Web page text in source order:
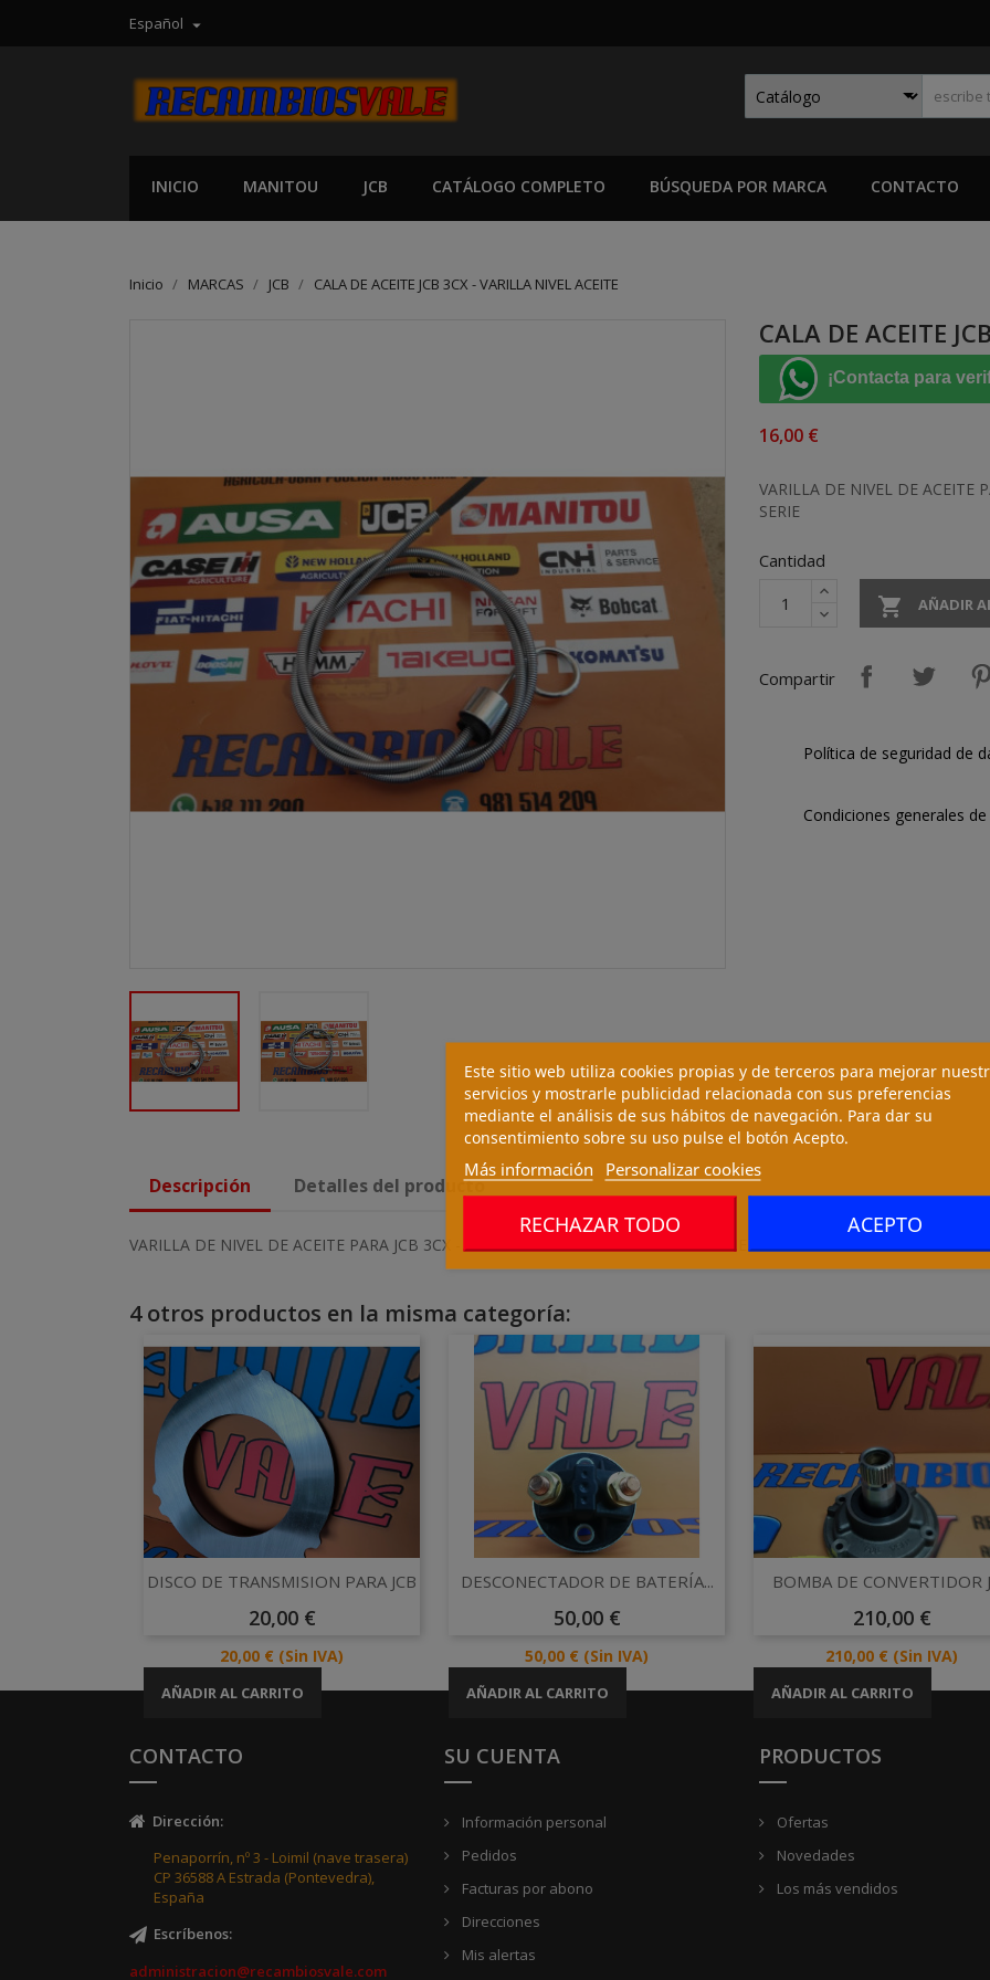
Español 
INICIO MANITOU JCB CATÁLOGO COMPLETO BÚSQUEDA POR MARCA CONTACTO
Inicio MARCAS JCB CALA DE ACEITE JCB 3CX - VARILLA NIVEL ACEITE
CALA DE ACEITE
¡Contacta para
16,00 €
VARILLA DE NIVEL DE ACEITE
SERIE
Cantidad
 AÑADIR
Compartir
Política de seguridad de
Condiciones generales
Descripción Detalles del producto
VARILLA DE NIVEL DE ACEITE PARA JCB 3CX - COMPROBAR CON NÚMERO DE SERIE
4 otros productos en la misma categoría:
Vista rápida
DISCO DE TRANSMISION PARA JCB
Precio
20,00 €
Precio
20,00 € (Sin IVA)
AÑADIR AL CARRITO
Vista rápida
DESCONECTADOR DE BATERÍA...
Precio
50,00 €
Precio
50,00 € (Sin IVA)
AÑADIR AL CARRITO
Vista rápida
BOMBA DE CONVERTIDOR
Precio
210,00 €
Precio
210,00 € (Sin IVA)
AÑADIR AL CARRITO
CONTACTO
Dirección:
Penaporrín, nº 3 - Loimil (nave trasera)
CP 36588 A Estrada (Pontevedra),
España
Escríbenos:
administracion@recambiosvale.com
SU CUENTA
Información personal
Pedidos
Facturas por abono
Direcciones
Mis alertas
PRODUCTOS
Ofertas
Novedades
Los más vendidos
Este sitio web utiliza cookies propias y de terceros para mejorar
servicios y mostrarle publicidad relacionada con sus preferencias
mediante el análisis de sus hábitos de navegación. Para dar su
consentimiento sobre su uso pulse el botón Acepto.
Más información Personalizar cookies
RECHAZAR TODO ACEPTO